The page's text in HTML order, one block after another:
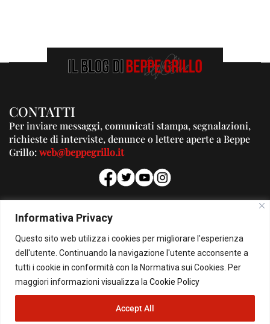
Informativa Privacy
Questo sito web utilizza i cookies per migliorare l'esperienza
dell'utente. Continuando la navigazione l'utente acconsente a
tutti i cookie in conformità con la Normativa sui Cookies. Per
maggiori informazioni visualizza la Cookie Policy
Accept All
CONTATTI
Per inviare messaggi, comunicati stampa, segnalazioni,
richieste di interviste, denunce o lettere aperte a Beppe
Grillo:web@beppegrillo.it
PUBBLICITA'
Per la tua pubblicità su questo Blog:
pubblicita@beppegrillo.it
© Copyright 2026 - Il Blog di Beppe Grillo. All Rights Reserved - Powered by